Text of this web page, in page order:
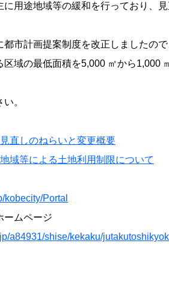
用途地域等の緩和を行っており、
市計画提案制度を改正しましたので
域の最低面積を5,000 ㎡から1,000
。
直しのねらいと変更概要
地域等による土地利用制限について
kobecity/Portal
ームページ
a84931/shise/kekaku/